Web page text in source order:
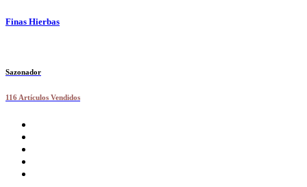
Finas Hierbas
Sazonador
116 Artículos Vendidos